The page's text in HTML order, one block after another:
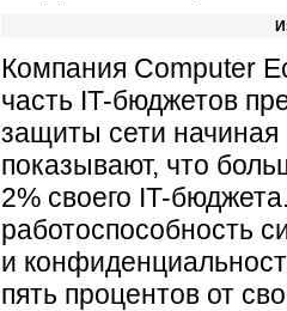
Компания Computer
часть IT-бюджетов
защиты сети начиная
показывают, что
2% своего IT-
работоспособность
и
пять процентов от